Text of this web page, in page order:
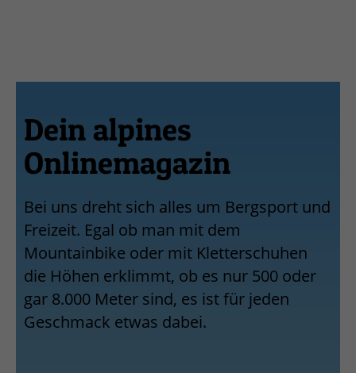
Dein alpines
Onlinemagazin
Bei uns dreht sich alles um Bergsport und
Freizeit. Egal ob man mit dem
Mountainbike oder mit Kletterschuhen
die Höhen erklimmt, ob es nur 500 oder
gar 8.000 Meter sind, es ist für jeden
Geschmack etwas dabei.